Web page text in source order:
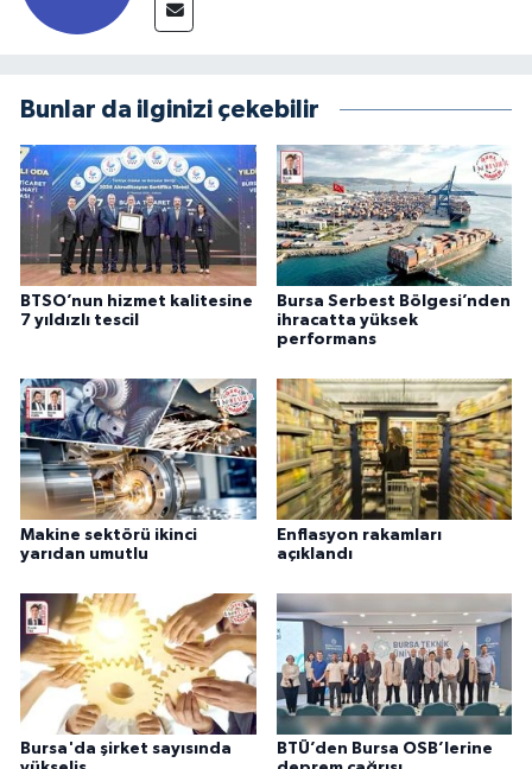
Bunlar da ilginizi çekebilir
BTSO’nun hizmet kalitesine
7 yıldızlı tescil
Bursa Serbest Bölgesi’nden
ihracatta yüksek
performans
Makine sektörü ikinci
yarıdan umutlu
Enflasyon rakamları
açıklandı
Bursa'da şirket sayısında
BTÜ’den Bursa OSB’lerine